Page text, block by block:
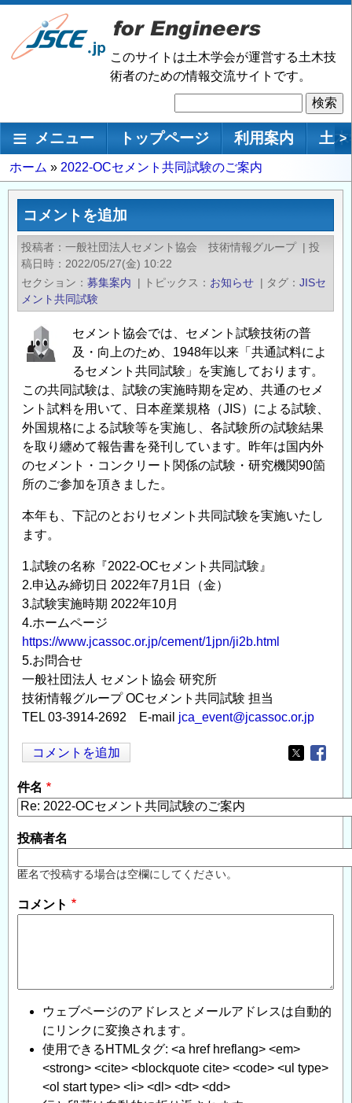
メ
ン
移
このサイトは土木学会が運営する土木技
術者のための情報交流サイトです。
索
メインナビゲーション
メニュー トップページ 利用案内 土 >
パ
ン
ず
ホーム 2022‐OCセメント共同試験のご案内
コメントを追加
投稿者 一般社団法人セメント協会 技術情報グループ | 投
稿日時
2022/05/27(金) 10:22
セクション
募集案内 | トピックス お知らせ | タグ
JISセ
メント共同試験
セメント協会では、セメント試験技術の普
及・向上のため、1948年以来「共通試料によ
るセメント共同試験」を実施しております。
この共同試験は、試験の実施時期を定め、共通のセメ
ント試料を用いて、日本産業規格（JIS）による試験、
外国規格による試験等を実施し、各試験所の試験結果
を取り纏めて報告書を発刊しています。昨年は国内外
のセメント・コンクリート関係の試験・研究機関90箇
所のご参加を頂きました。
本年も、下記のとおりセメント共同試験を実施いたし
ます。
1.試験の名称『2022-OCセメント共同試験』
2.申込み締切日 2022年7月1日（金）
3.試験実施時期 2022年10月
4.ホームページ
https://www.jcassoc.or.jp/cement/1jpn/ji2b.html
5.お問合せ
一般社団法人 セメント協会 研究所
技術情報グループ OCセメント共同試験 担当
TEL 03-3914-2692 E-mail jca_event@jcassoc.or.jp
コメントを追加
Opens in
件名
投稿者名
匿名で投稿する場合は空欄にしてください。
コメント
ウェブページのアドレスとメールアドレスは自動的
にリンクに変換されます。
使用できるHTMLタグ: <a href hreflang> <em>
<strong> <cite> <blockquote cite> <code> <ul type>
<ol start type> <li> <dl> <dt> <dd>